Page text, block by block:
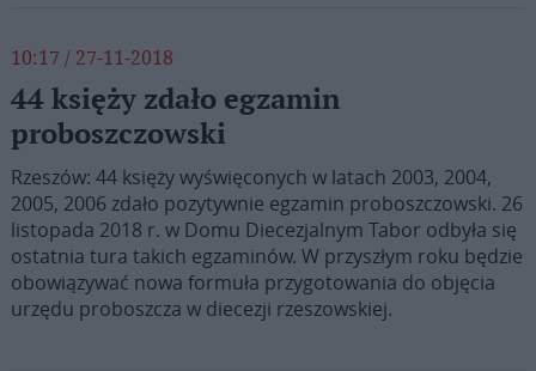
10:17 / 27-11-2018
44 księży zdało egzamin
proboszczowski
Rzeszów: 44 księży wyświęconych w latach 2003, 2004,
2005, 2006 zdało pozytywnie egzamin proboszczowski. 26
listopada 2018 r. w Domu Diecezjalnym Tabor odbyła się
ostatnia tura takich egzaminów. W przyszłym roku będzie
obowiązywać nowa formuła przygotowania do objęcia
urzędu proboszcza w diecezji rzeszowskiej.